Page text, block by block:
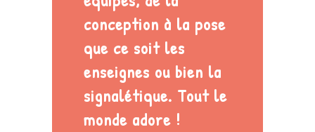
conception à la pose
que ce soit les
enseignes ou bien la
signalétique. Tout le
monde adore !